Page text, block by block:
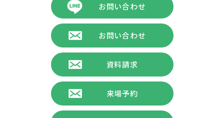
お問い合わせ
お問い合わせ
資料請求
来場予約